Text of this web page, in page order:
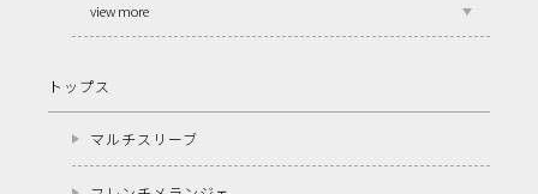
view more
トップス
マルチスリーブ